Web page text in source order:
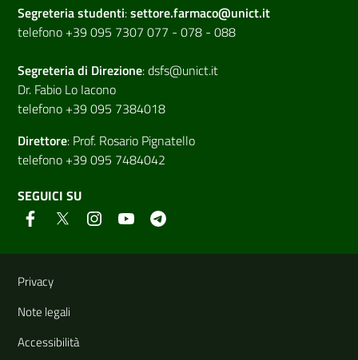
Segreteria studenti:settore.farmaco@unict.it
telefono +39 095 7307 077 - 078 - 088
Segreteria di Direzione:dsfs@unict.it
Dr. Fabio Lo Iacono
telefono +39 095 7384018
Direttore: Prof. Rosario Pignatello
telefono +39 095 7484042
SEGUICI SU
Link e informazioni utili
Privacy
Note legali
Accessibilità